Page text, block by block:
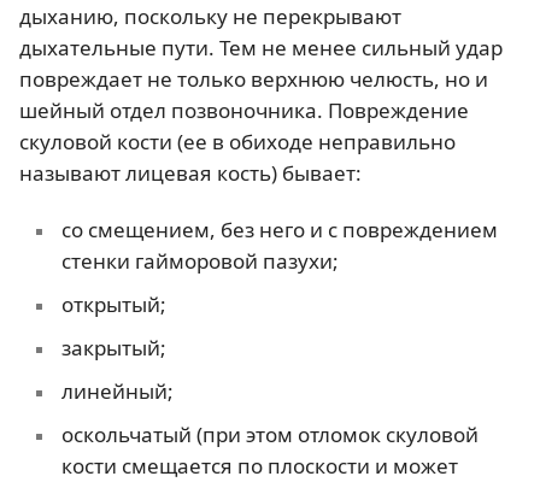
дыханию, поскольку не перекрывают
дыхательные пути. Тем не менее сильный удар
повреждает не только верхнюю челюсть, но и
шейный отдел позвоночника. Повреждение
скуловой кости (ее в обиходе неправильно
называют лицевая кость) бывает:
со смещением, без него и с повреждением
стенки гайморовой пазухи;
открытый;
закрытый;
линейный;
оскольчатый (при этом отломок скуловой
кости смещается по плоскости и может